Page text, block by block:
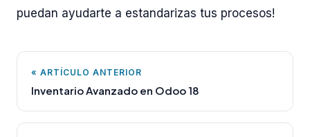
puedan ayudarte a estandarizas tus procesos!
« ARTÍCULO ANTERIOR
Inventario Avanzado en Odoo 18